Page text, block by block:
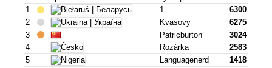
1
1
6300
2
Kvasovy
6275
3
Patricburton
3024
4
Rozárka
2583
5
Languagenerd
1418